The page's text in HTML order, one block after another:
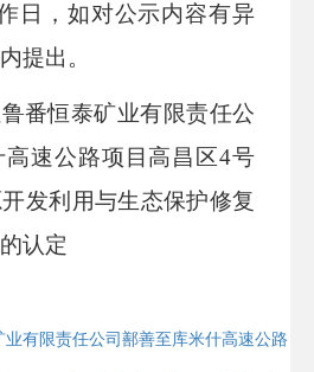
日，如对公示内容有异
提出。
番恒泰矿业有限责任公
速公路项目高昌区4号
发利用与生态保护修复
认定
业有限责任公司鄯善至库米什高速公路